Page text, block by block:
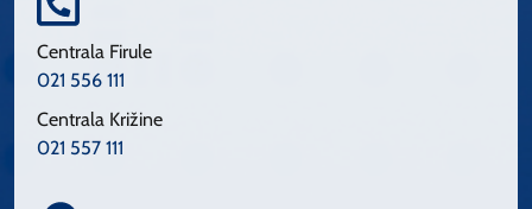
Centrala Firule
021 556 111
Centrala Križine
021 557 111